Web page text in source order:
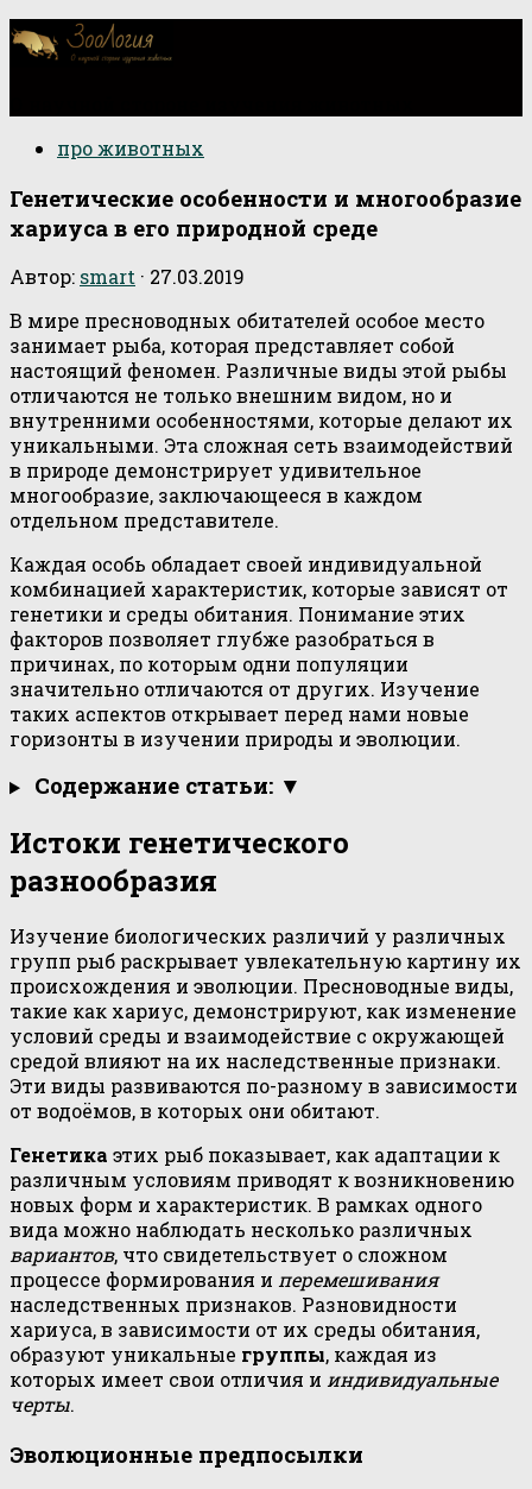
про животных
Генетические особенности и многообразие
хариуса в его природной среде
Автор: smart · 27.03.2019
В мире пресноводных обитателей особое место
занимает рыба, которая представляет собой
настоящий феномен. Различные виды этой рыбы
отличаются не только внешним видом, но и
внутренними особенностями, которые делают их
уникальными. Эта сложная сеть взаимодействий
в природе демонстрирует удивительное
многообразие, заключающееся в каждом
отдельном представителе.
Каждая особь обладает своей индивидуальной
комбинацией характеристик, которые зависят от
генетики и среды обитания. Понимание этих
факторов позволяет глубже разобраться в
причинах, по которым одни популяции
значительно отличаются от других. Изучение
таких аспектов открывает перед нами новые
горизонты в изучении природы и эволюции.
Содержание статьи: ▼
Истоки генетического
разнообразия
Изучение биологических различий у различных
групп рыб раскрывает увлекательную картину их
происхождения и эволюции. Пресноводные виды,
такие как хариус, демонстрируют, как изменение
условий среды и взаимодействие с окружающей
средой влияют на их наследственные признаки.
Эти виды развиваются по-разному в зависимости
от водоёмов, в которых они обитают.
Генетика этих рыб показывает, как адаптации к
различным условиям приводят к возникновению
новых форм и характеристик. В рамках одного
вида можно наблюдать несколько различных
вариантов, что свидетельствует о сложном
процессе формирования и перемешивания
наследственных признаков. Разновидности
хариуса, в зависимости от их среды обитания,
образуют уникальные группы, каждая из
которых имеет свои отличия и индивидуальные
черты.
Эволюционные предпосылки